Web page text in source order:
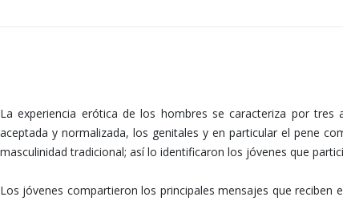
La experiencia erótica de los hombres se caracteriza por tres
aceptada y normalizada, los genitales y en particular el pene
masculinidad tradicional; así lo identificaron los jóvenes que
Los jóvenes compartieron los principales mensajes que